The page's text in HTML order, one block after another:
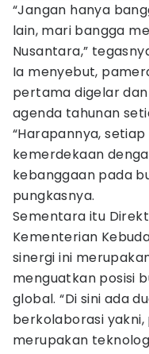
“Jangan hanya
lain, mari bangga
Nusantara,”
Ia menyebut,
pertama digelar
agenda tahunan
“Harapannya,
kemerdekaan
kebanggaan pada
pungkasnya.
Sementara itu
Kementerian
sinergi ini
menguatkan posisi
global. “Di sini ada
berkolaborasi
merupakan